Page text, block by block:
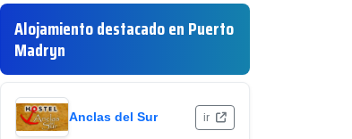
Alojamiento destacado en Puerto
Madryn
Anclas del Sur ir